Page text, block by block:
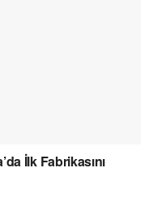
İlk Fabrikasını